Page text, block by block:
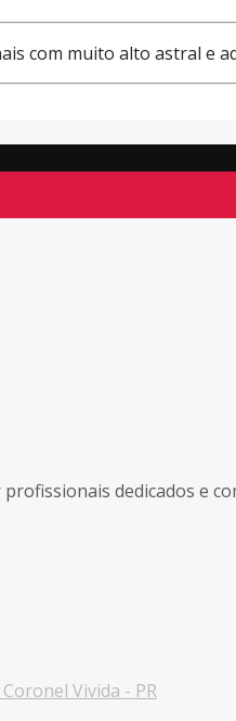
com muito alto astral e
dedicados e
Vivida - PR